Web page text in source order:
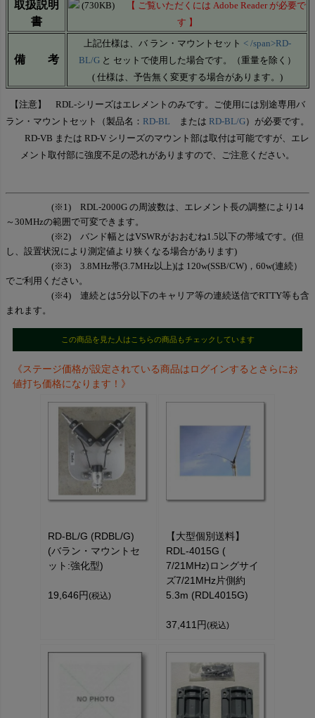
取扱説明
書
(730KB)
【 ご覧いただくには Adobe Reader が必要で
す 】
備 考
上記仕様は、バ ラン・マウントセット < /span>RD-
BL/G と セットで使用した場合です。（重量を除く）
( 仕様は、予告無く変更する場合があります。)
【注意】 RDL-シリーズはエレメントのみです。ご使用には別途専用バ
ラン・マウントセット（製品名： RD-BL または RD-BL/G）が必要です。
RD-VB または RD-V シリーズのマウント部は取付は可能ですが、エレ
メント取付部に強度不足の恐れがありますので、ご注意ください。
(※1) RDL-2000G の周波数は、エレメント長の調整により14
～30MHzの範囲で可変できます。
(※2) バンド幅とはVSWRがおおむね1.5以下の帯域です。(但
し、設置状況により測定値より狭くなる場合があります)
(※3) 3.8MHz帯(3.7MHz以上)は 120w(SSB/CW)，60w(連続）
でご利用ください。
(※4) 連続とは5分以下のキャリア等の連続送信でRTTY等も含
まれます。
この商品を見た人はこちらの商品もチェックしています
《ステージ価格が設定されている商品はログインするとさらにお
値打ち価格になります！》
RD-BL/G (RDBL/G)
(バラン・マウントセ
ット:強化型)
19,646円 (税込)
【大型個別送料】
RDL-4015G (
7/21MHz)ロングサイ
ズ7/21MHz片側約
5.3m (RDL4015G)
37,411円 (税込)